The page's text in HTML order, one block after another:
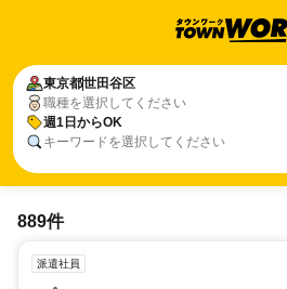
東京都世田谷区
職種を選択してください
週1日からOK
キーワードを選択してください
東京都世田谷区
週1日からOK
889件
派遣社員